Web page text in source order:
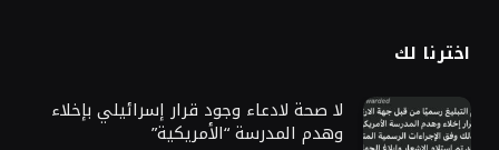
اخترنا لك
لا صحة لادعاء وجود قرار إسرائيلي بإخلاء
وهدم المدرسة “الأمريكية”